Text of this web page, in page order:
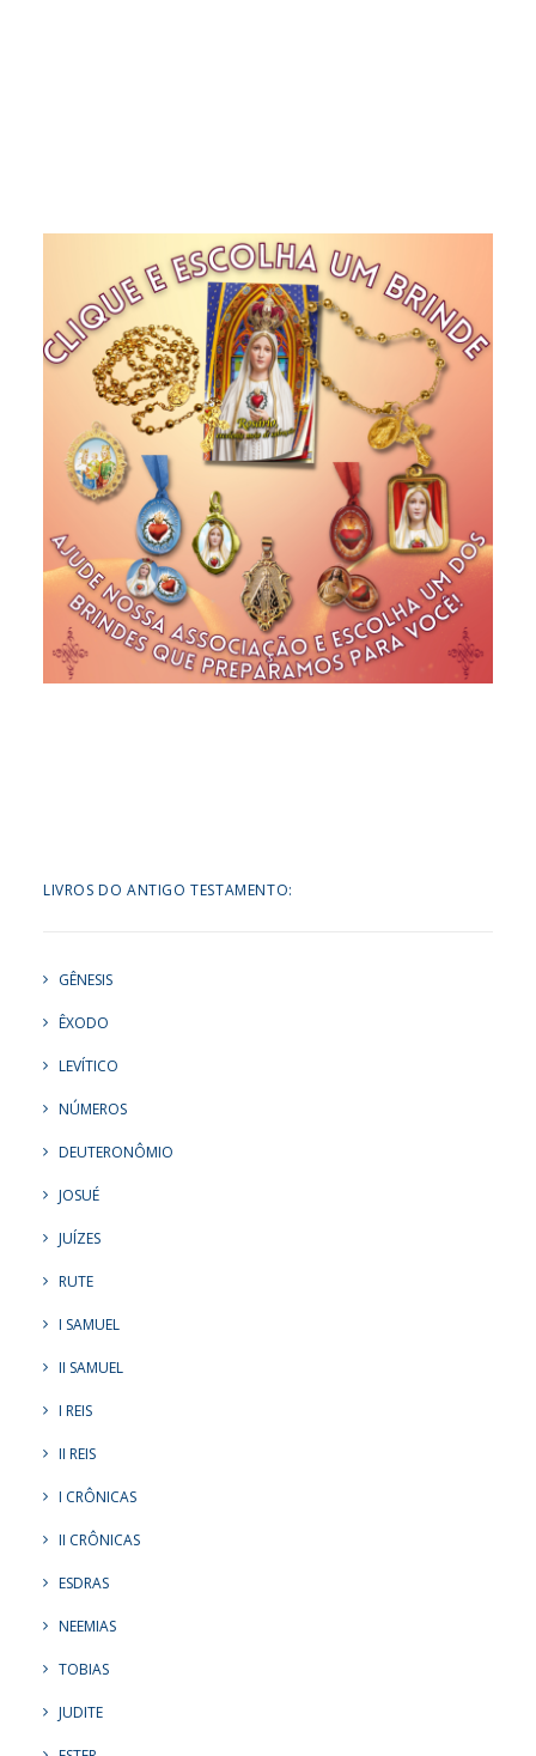
LIVROS DO ANTIGO TESTAMENTO:
GÊNESIS
ÊXODO
LEVÍTICO
NÚMEROS
DEUTERONÔMIO
JOSUÉ
JUÍZES
RUTE
I SAMUEL
II SAMUEL
I REIS
II REIS
I CRÔNICAS
II CRÔNICAS
ESDRAS
NEEMIAS
TOBIAS
JUDITE